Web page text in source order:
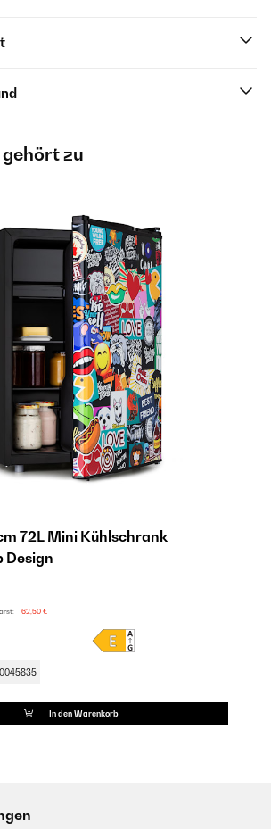
zu
72L Mini Kühlschrank​
Design
62,50 €
In den Warenkorb